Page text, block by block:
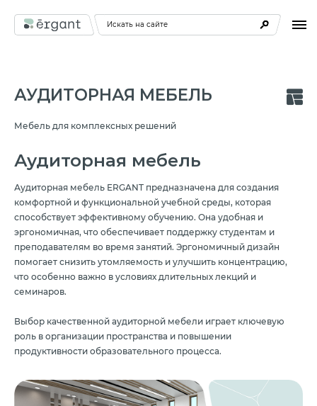
Искать на сайте
АУДИТОРНАЯ МЕБЕЛЬ
Мебель для комплексных решений
Аудиторная мебель
Аудиторная мебель ERGANT предназначена для создания
комфортной и функциональной учебной среды, которая
способствует эффективному обучению. Она удобная и
эргономичная, что обеспечивает поддержку студентам и
преподавателям во время занятий. Эргономичный дизайн
помогает снизить утомляемость и улучшить концентрацию,
что особенно важно в условиях длительных лекций и
семинаров.
Выбор качественной аудиторной мебели играет ключевую
роль в организации пространства и повышении
продуктивности образовательного процесса.